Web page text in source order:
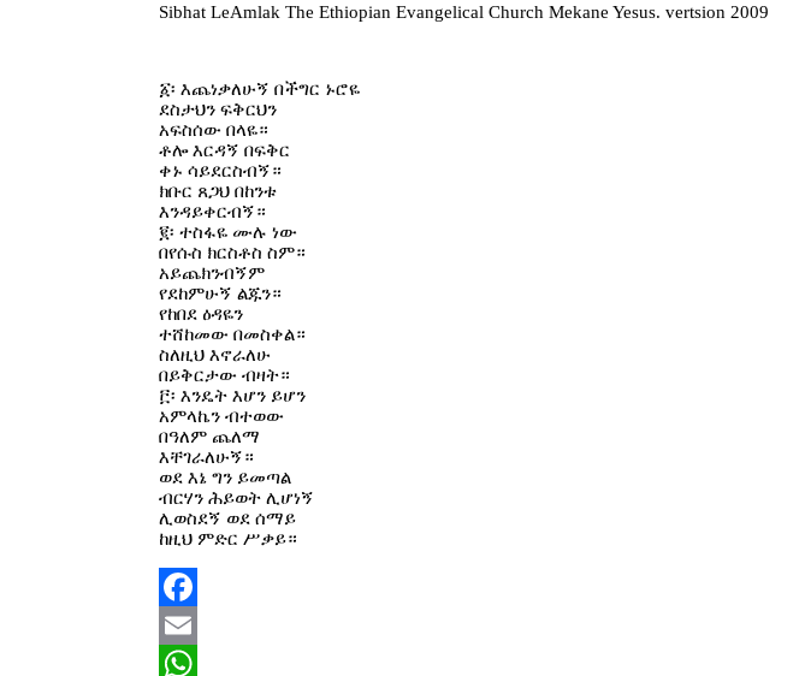
Sibhat LeAmlak The Ethiopian Evangelical Church Mekane Yesus. vertsion 2009
፩፡ እጨነቃለሁኝ በችግር ኑሮዬ
ደስታህን ፍቅርህን
አፍስሰው በላዬ።
ቶሎ እርዳኝ በፍቅር
ቀኑ ሳይደርስብኝ።
ክቡር ጸጋህ በከንቱ
እንዳይቀርብኝ።
፪፡ ተስፋዬ ሙሉ ነው
በየሱስ ክርስቶስ ስም።
አይጨክንብኝም
የደከምሁኝ ልጁን።
የከበደ ዕዳዬን
ተሸከመው በመስቀል።
ስለዚህ እኖራለሁ
በይቅርታው ብዛት።
፫፡ እንዴት እሆን ይሆን
አምላኬን ብተወው
በዓለም ጨለማ
እቸገራለሁኝ።
ወደ እኔ ግን ይመጣል
ብርሃን ሕይወት ሊሆነኝ
ሊወስደኝ ወደ ሰማይ
ከዚህ ምድር ሥቃይ።
Facebook
Email